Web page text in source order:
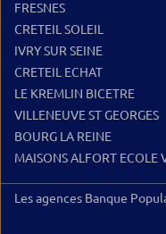
FRESNES
CRETEIL SOLEIL
IVRY SUR SEINE
CRETEIL ECHAT
LE KREMLIN BICETRE
VILLENEUVE ST GEORGES
BOURG LA REINE
MAISONS ALFORT ECOLE
Les agences Banque